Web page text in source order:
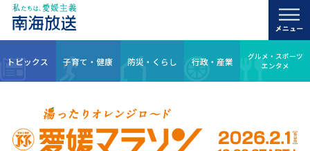
トピックス 子育て・健康 防災・くらし 行政・産業
グルメ・スポーツ
エンタメ